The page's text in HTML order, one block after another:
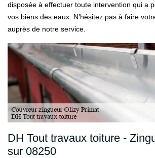
disposée à effectuer toute intervention qui a
vos biens des eaux. N’hésitez pas à faire
auprès de notre service.
DH Tout travaux toiture -
sur 08250